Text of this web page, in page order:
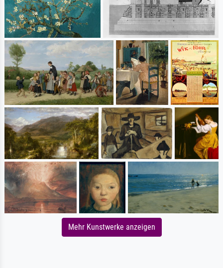
Mehr Kunstwerke anzeigen